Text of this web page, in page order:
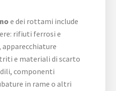
e dei rottami include
rifiuti ferrosi e
e materiali di scarto
componenti
in rame o altri